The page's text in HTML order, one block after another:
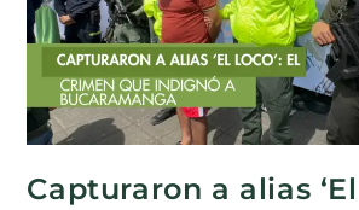
Capturaron a alias ‘El